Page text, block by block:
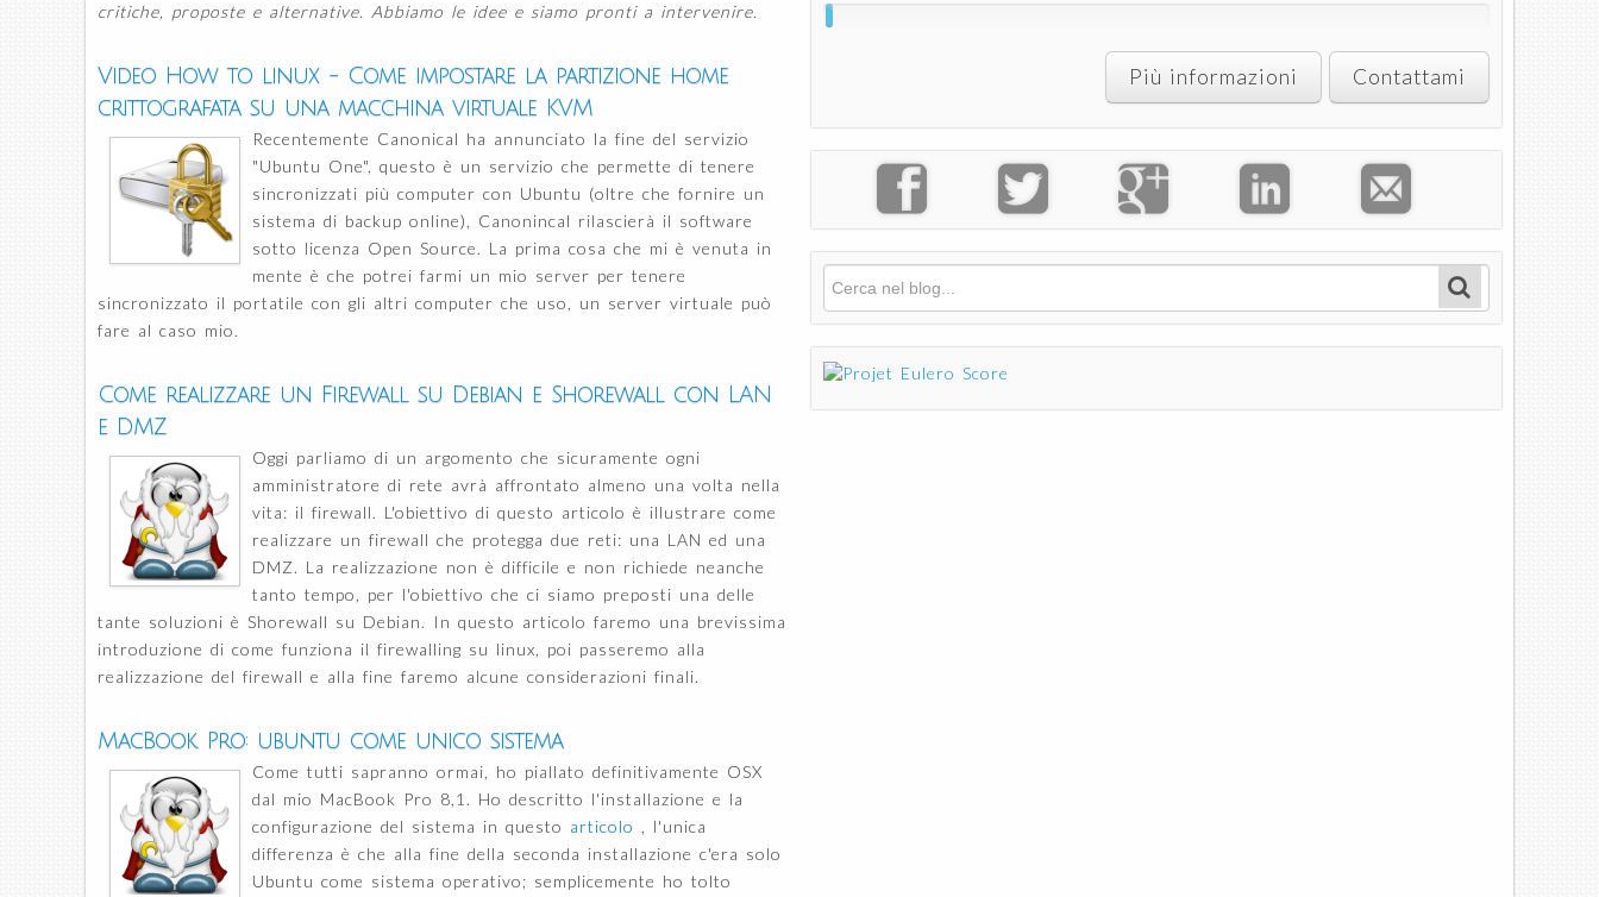
critiche, proposte e alternative. Abbiamo le idee e siamo pronti a intervenire.
Video How to linux - Come impostare la partizione home
crittografata su una macchina virtuale KVM
Recentemente Canonical ha annunciato la fine del servizio
"Ubuntu One", questo è un servizio che permette di tenere
sincronizzati più computer con Ubuntu (oltre che fornire un
sistema di backup online), Canonincal rilascierà il software
sotto licenza Open Source. La prima cosa che mi è venuta in
mente è che potrei farmi un mio server per tenere
sincronizzato il portatile con gli altri computer che uso, un server virtuale può
fare al caso mio.
Come realizzare un Firewall su Debian e Shorewall con LAN
e DMZ
Oggi parliamo di un argomento che sicuramente ogni
amministratore di rete avrà affrontato almeno una volta nella
vita: il firewall. L'obiettivo di questo articolo è illustrare come
realizzare un firewall che protegga due reti: una LAN ed una
DMZ. La realizzazione non è difficile e non richiede neanche
tanto tempo, per l'obiettivo che ci siamo preposti una delle
tante soluzioni è Shorewall su Debian. In questo articolo faremo una brevissima
introduzione di come funziona il firewalling su linux, poi passeremo alla
realizzazione del firewall e alla fine faremo alcune considerazioni finali.
MacBook Pro: ubuntu come unico sistema
Come tutti sapranno ormai, ho piallato definitivamente OSX
dal mio MacBook Pro 8,1. Ho descritto l'installazione e la
configurazione del sistema in questo articolo , l'unica
differenza è che alla fine della seconda installazione c'era solo
Ubuntu come sistema operativo; semplicemente ho tolto
Più informazioni Contattami
Form di ricerca